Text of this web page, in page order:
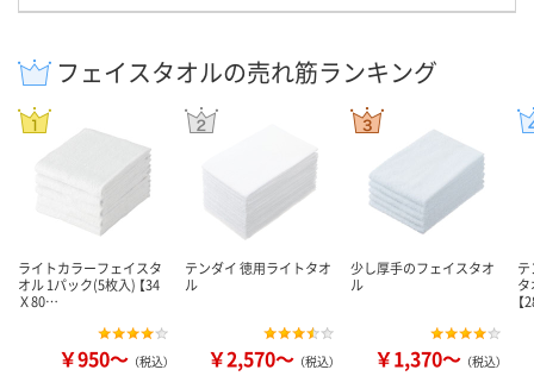
フェイスタオルの売れ筋ランキング
ライトカラーフェイスタ
オル 1パック(5枚入) 【34
Ｘ80…
￥950～ （税込）
テンダイ 徳用ライトタオ
ル
￥2,570～ （税込）
少し厚手のフェイスタオ
ル
￥1,370～ （税込）
タ